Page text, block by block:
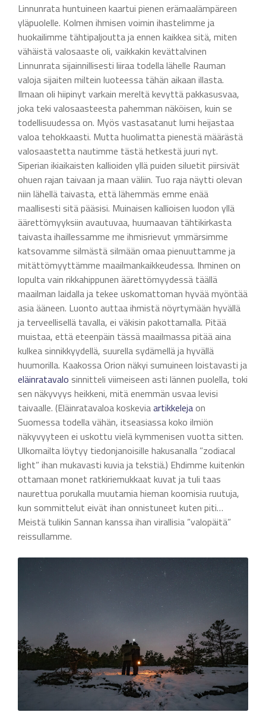
Linnunrata huntuineen kaartui pienen erämaalämpäreen
yläpuolelle. Kolmen ihmisen voimin ihastelimme ja
huokailimme tähtipaljoutta ja ennen kaikkea sitä, miten
vähäistä valosaaste oli, vaikkakin kevättalvinen
Linnunrata sijainnillisesti liiraa todella lähelle Rauman
valoja sijaiten miltein luoteessa tähän aikaan illasta.
Ilmaan oli hiipinyt varkain mereltä kevyttä pakkasusvaa,
joka teki valosaasteesta pahemman näköisen, kuin se
todellisuudessa on. Myös vastasatanut lumi heijastaa
valoa tehokkaasti. Mutta huolimatta pienestä määrästä
valosaastetta nautimme tästä hetkestä juuri nyt.
Siperian ikiaikaisten kallioiden yllä puiden siluetit piirsivät
ohuen rajan taivaan ja maan väliin. Tuo raja näytti olevan
niin lähellä taivasta, että lähemmäs emme enää
maallisesti sitä pääsisi. Muinaisen kallioisen luodon yllä
äärettömyyksiin avautuvaa, huumaavan tähtikirkasta
taivasta ihaillessamme me ihmisrievut ymmärsimme
katsovamme silmästä silmään omaa pienuuttamme ja
mitättömyyttämme maailmankaikkeudessa. Ihminen on
lopulta vain rikkahippunen äärettömyydessä täällä
maailman laidalla ja tekee uskomattoman hyvää myöntää
asia ääneen. Luonto auttaa ihmistä nöyrtymään hyvällä
ja terveellisellä tavalla, ei väkisin pakottamalla. Pitää
muistaa, että eteenpäin tässä maailmassa pitää aina
kulkea sinnikkyydellä, suurella sydämellä ja hyvällä
huumorilla. Kaakossa Orion näkyi sumuineen loistavasti ja
eläinratavalo sinnitteli viimeiseen asti lännen puolella, toki
sen näkyvyys heikkeni, mitä enemmän usvaa levisi
taivaalle. (Eläinratavaloa koskeviaartikkelejaon
Suomessa todella vähän, itseasiassa koko ilmiön
näkyvyyteen ei uskottu vielä kymmenisen vuotta sitten.
Ulkomailta löytyy tiedonjanoisille hakusanalla ”zodiacal
light” ihan mukavasti kuvia ja tekstiä.) Ehdimme kuitenkin
ottamaan monet ratkiriemukkaat kuvat ja tuli taas
naurettua porukalla muutamia hieman koomisia ruutuja,
kun sommittelut eivät ihan onnistuneet kuten piti…
Meistä tulikin Sannan kanssa ihan virallisia ”valopäitä”
reissullamme.